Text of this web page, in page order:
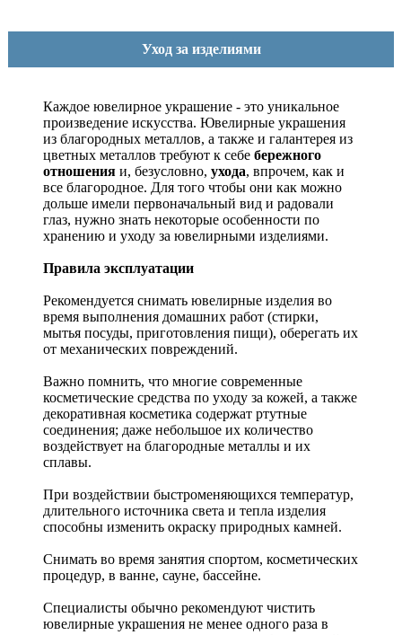
Уход за изделиями
Каждое ювелирное украшение - это уникальное
произведение искусства. Ювелирные украшения
из благородных металлов, а также и галантерея из
цветных металлов требуют к себе бережного
отношения и, безусловно, ухода, впрочем, как и
все благородное. Для того чтобы они как можно
дольше имели первоначальный вид и радовали
глаз, нужно знать некоторые особенности по
хранению и уходу за ювелирными изделиями.
Правила эксплуатации
Рекомендуется снимать ювелирные изделия во
время выполнения домашних работ (стирки,
мытья посуды, приготовления пищи), оберегать их
от механических повреждений.
Важно помнить, что многие современные
косметические средства по уходу за кожей, а также
декоративная косметика содержат ртутные
соединения; даже небольшое их количество
воздействует на благородные металлы и их
сплавы.
При воздействии быстроменяющихся температур,
длительного источника света и тепла изделия
способны изменить окраску природных камней.
Снимать во время занятия спортом, косметических
процедур, в ванне, сауне, бассейне.
Специалисты обычно рекомендуют чистить
ювелирные украшения не менее одного раза в